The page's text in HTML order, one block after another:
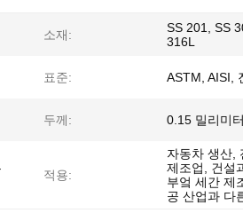
소재:
SS 201, SS
316L
표준: ASTM, AISI,
두께: 0.15 밀리미
적용:
자동차 생산,
제조업, 건설
부엌 세간 제
공 산업과 다